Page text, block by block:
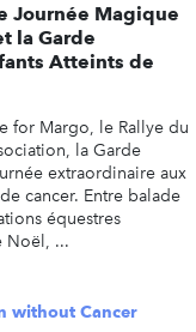
Journée Magique
la Garde
Atteints de
for Margo, le Rallye du
la Garde
extraordinaire aux
cancer. Entre balade
équestres
Noël, ...
without Cancer